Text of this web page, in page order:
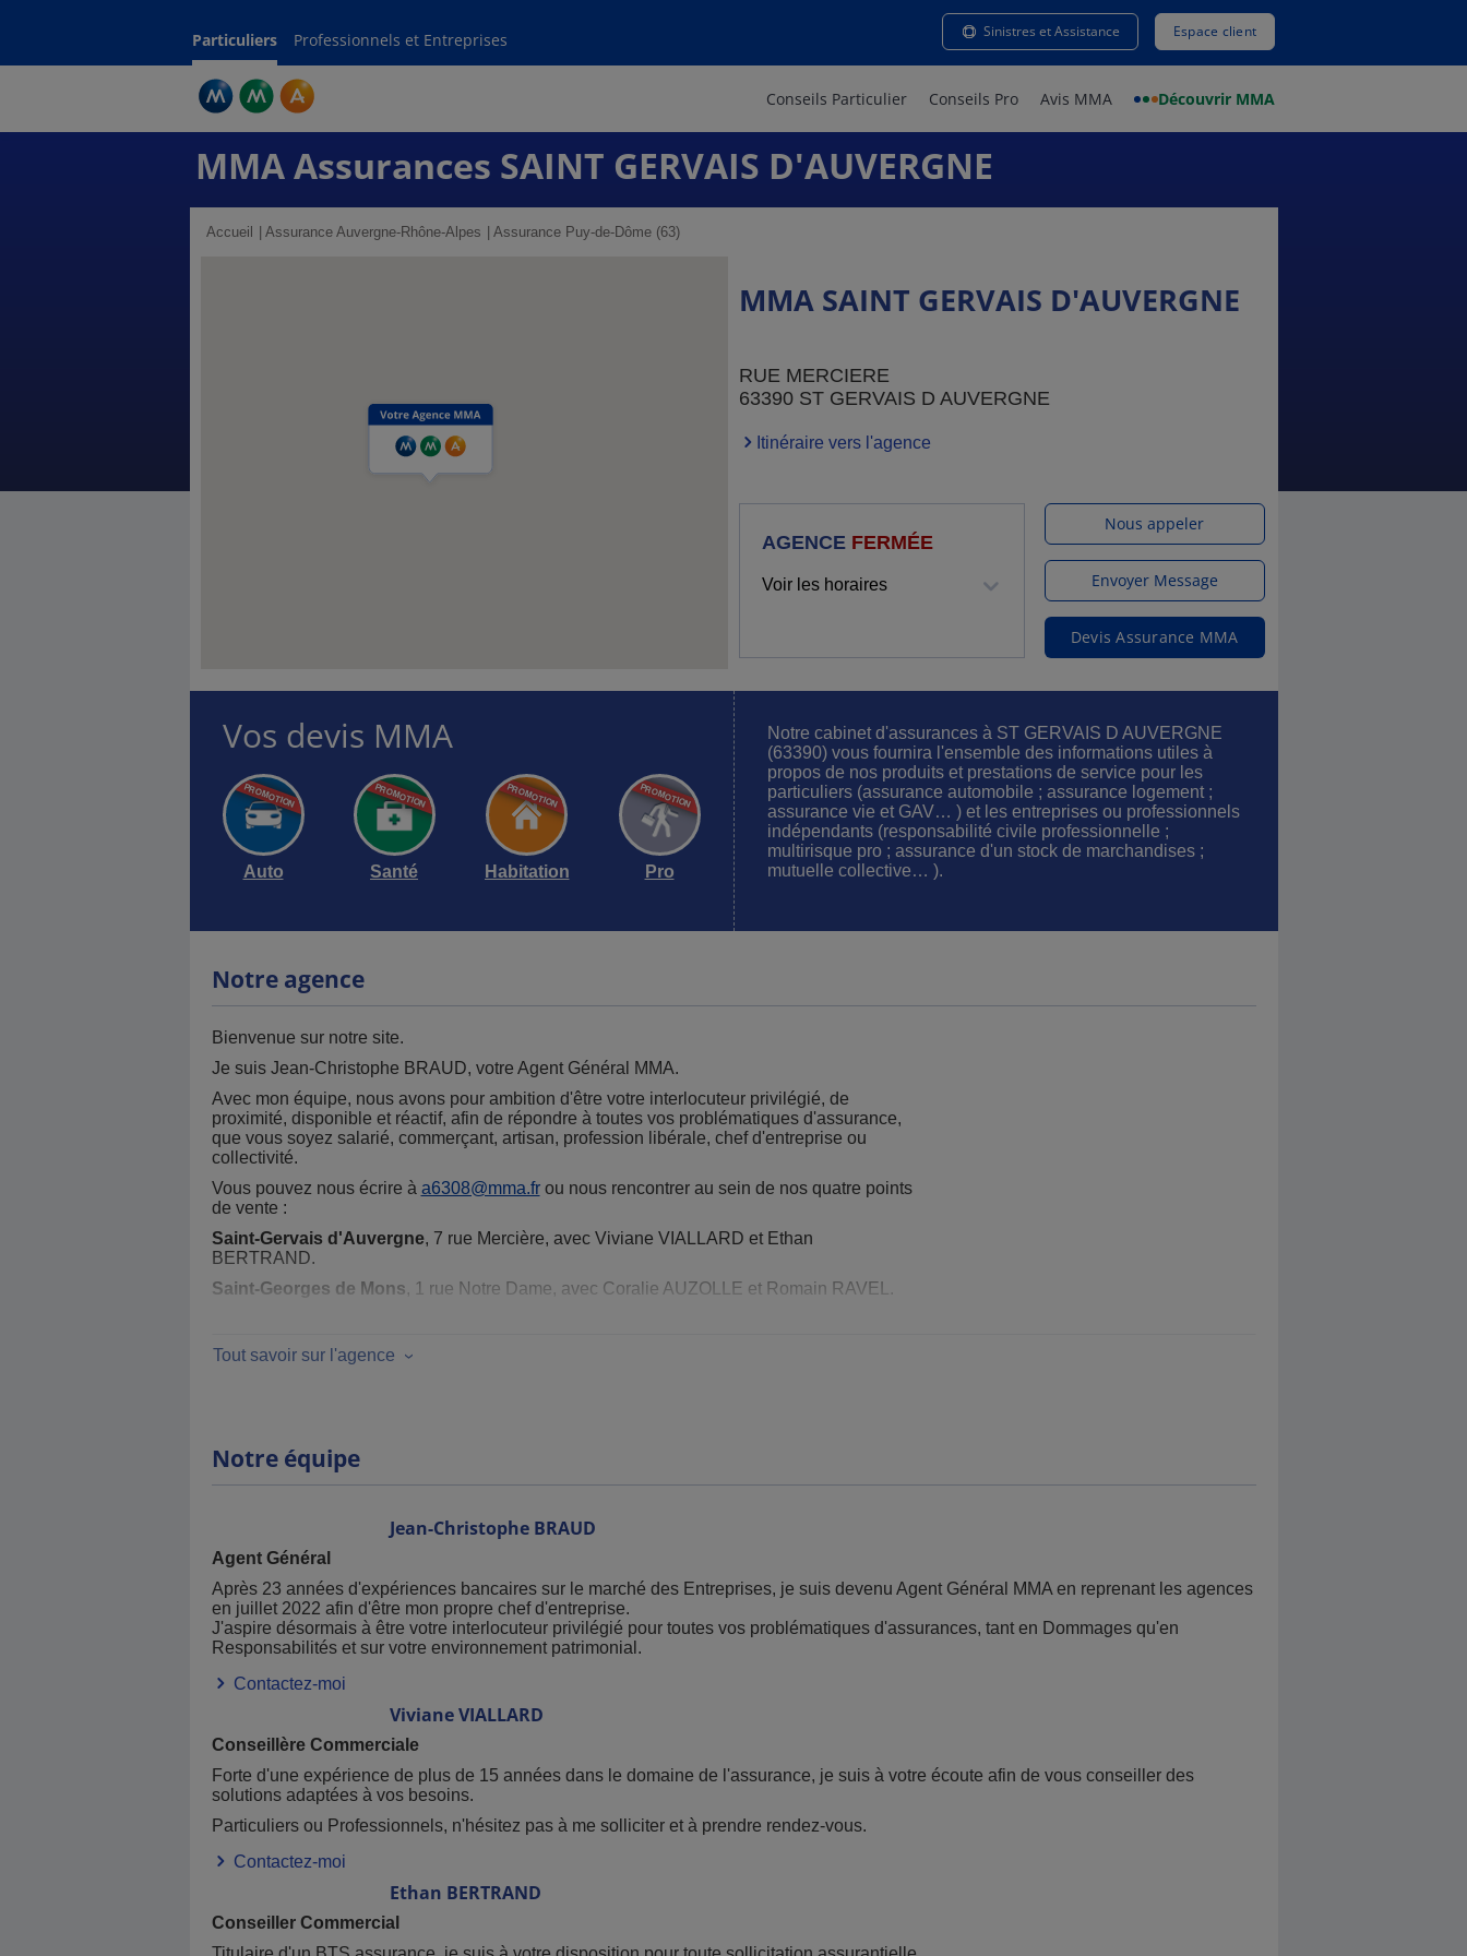
Particuliers Professionnels et Entreprises Sinistres et Assistance Espace client
Conseils Particulier Conseils Pro Avis MMA Découvrir MMA
MMA Assurances SAINT GERVAIS D'AUVERGNE
Accueil Assurance Auvergne-Rhône-Alpes Assurance Puy-de-Dôme (63)
MMA SAINT GERVAIS D'AUVERGNE
RUE MERCIERE
63390 ST GERVAIS D AUVERGNE
Itinéraire vers l'agence
AGENCE FERMÉE
Voir les horaires
Nous appeler
Envoyer Message
Devis Assurance MMA
Vos devis MMA
Auto Santé Habitation Pro
Notre cabinet d'assurances à ST GERVAIS D AUVERGNE
(63390) vous fournira l'ensemble des informations utiles à
propos de nos produits et prestations de service pour les
particuliers (assurance automobile ; assurance logement ;
assurance vie et GAV… ) et les entreprises ou professionnels
indépendants (responsabilité civile professionnelle ;
multirisque pro ; assurance d'un stock de marchandises ;
mutuelle collective… ).
Notre agence
Bienvenue sur notre site.
Je suis Jean-Christophe BRAUD, votre Agent Général MMA.
Avec mon équipe, nous avons pour ambition d'être votre interlocuteur privilégié, de
proximité, disponible et réactif, afin de répondre à toutes vos problématiques d'assurance,
que vous soyez salarié, commerçant, artisan, profession libérale, chef d'entreprise ou
collectivité.
Vous pouvez nous écrire à a6308@mma.frou nous rencontrer au sein de nos quatre points
de vente :
Saint-Gervais d'Auvergne, 7 rue Mercière, avec Viviane VIALLARD et Ethan
BERTRAND.
Saint-Georges de Mons, 1 rue Notre Dame, avec Coralie AUZOLLE et Romain RAVEL.
Chamalières, 80B avenue Joseph Claussat, avec Cassandre SIOLY et Yohann BOUCHERET.
Tout savoir sur l'agence
Notre équipe
Jean-Christophe BRAUD
Agent Général
Après 23 années d'expériences bancaires sur le marché des Entreprises, je suis devenu Agent Général MMA en reprenant les agences
en juillet 2022 afin d'être mon propre chef d'entreprise.
J'aspire désormais à être votre interlocuteur privilégié pour toutes vos problématiques d'assurances, tant en Dommages qu'en
Responsabilités et sur votre environnement patrimonial.
Contactez-moi
Viviane VIALLARD
Conseillère Commerciale
Forte d'une expérience de plus de 15 années dans le domaine de l'assurance, je suis à votre écoute afin de vous conseiller des
solutions adaptées à vos besoins.
Particuliers ou Professionnels, n'hésitez pas à me solliciter et à prendre rendez-vous.
Contactez-moi
Ethan BERTRAND
Conseiller Commercial